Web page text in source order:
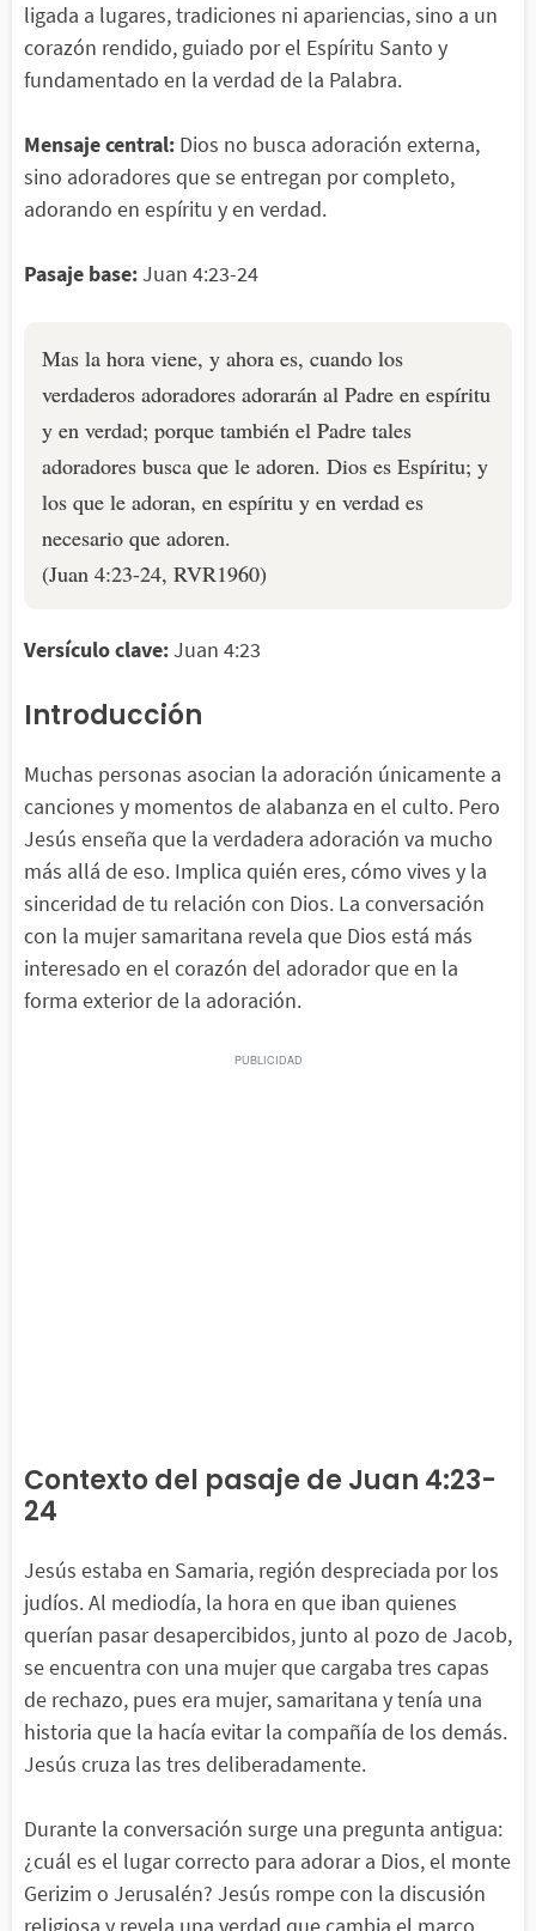
ligada a lugares, tradiciones ni apariencias, sino a un
corazón rendido, guiado por el Espíritu Santo y
fundamentado en la verdad de la Palabra.
Mensaje central: Dios no busca adoración externa,
sino adoradores que se entregan por completo,
adorando en espíritu y en verdad.
Pasaje base:Juan 4:23-24
Mas la hora viene, y ahora es, cuando los
verdaderos adoradores adorarán al Padre en espíritu
y en verdad; porque también el Padre tales
adoradores busca que le adoren. Dios es Espíritu; y
los que le adoran, en espíritu y en verdad es
necesario que adoren.
(Juan 4:23-24, RVR1960)
Versículo clave:Juan 4:23
Introducción
Muchas personas asocian la adoración únicamente a
canciones y momentos de alabanza en el culto. Pero
Jesús enseña que la verdadera adoración va mucho
más allá de eso. Implica quién eres, cómo vives y la
sinceridad de tu relación con Dios. La conversación
con la mujer samaritana revela que Dios está más
interesado en el corazón del adorador que en la
forma exterior de la adoración.
Contexto del pasaje de Juan 4:23-
24
Jesús estaba en Samaria, región despreciada por los
judíos. Al mediodía, la hora en que iban quienes
querían pasar desapercibidos, junto al pozo de Jacob,
se encuentra con una mujer que cargaba tres capas
de rechazo, pues era mujer, samaritana y tenía una
historia que la hacía evitar la compañía de los demás.
Jesús cruza las tres deliberadamente.
Durante la conversación surge una pregunta antigua:
¿cuál es el lugar correcto para adorar a Dios, el monte
Gerizim o Jerusalén? Jesús rompe con la discusión